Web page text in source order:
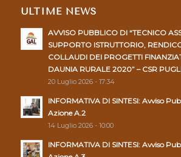
ULTIME NEWS
AVVISO PUBBLICO DI “TECNICO
SUPPORTO ISTRUTTORIO,
COLLAUDI DEI PROGETTI
DAUNIA RURALE 2020” – CSR
20 Luglio 2026 - 17:34
INFORMATIVA DI SINTESI: Avviso
Azione A.2
14 Luglio 2026 - 10:00
INFORMATIVA DI SINTESI: Avviso